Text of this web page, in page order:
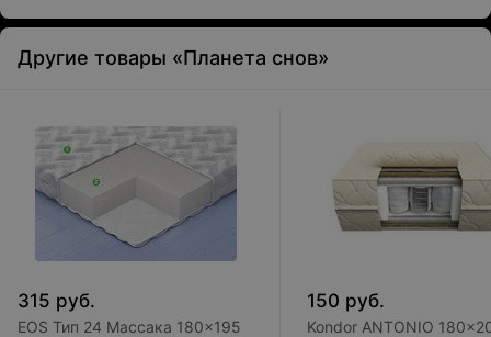
Другие товары «Планета снов»
315 руб.
EOS Тип 24 Массака 180x195
150 руб.
Kondor ANTONIO